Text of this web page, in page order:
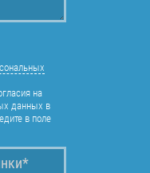
на
данных в
в поле